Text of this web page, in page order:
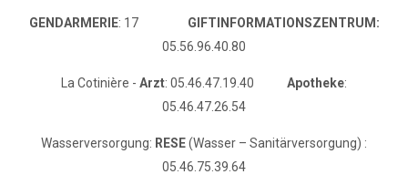
GENDARMERIE: 17
GIFTINFORMATIONSZENTRUM:
05.56.96.40.80
La Cotinière - Arzt: 05.46.47.19.40 Apotheke:
05.46.47.26.54
Wasserversorgung: RESE(Wasser – Sanitärversorgung) :
05.46.75.39.64